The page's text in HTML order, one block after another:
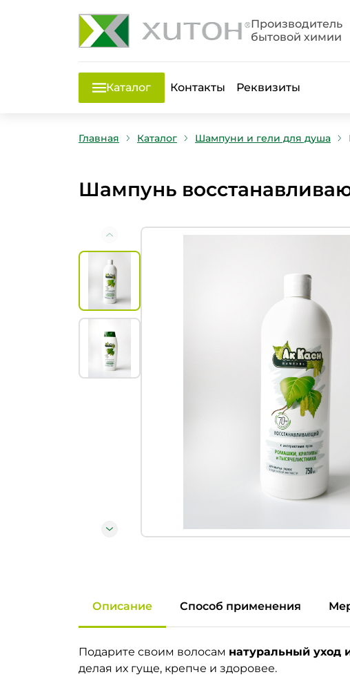
Производитель
бытовой химии
Каталог Контакты Реквизиты
Главная Каталог Шампуни и гели для душа
Шампунь
Описание Способ применения
Подарите своим волосам натуральный уход
делая их гуще, крепче и здоровее.